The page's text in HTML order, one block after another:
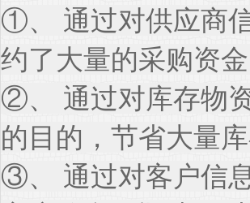
①、 通过对供应商
约了大量的采购资
②、 通过对库存物
的目的，节省大量
③、 通过对客户信